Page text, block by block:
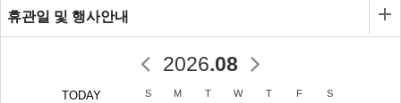
서 함께 걷고 새로운 풍경
을 마주하며 두 아이는 두
려움을 넘어서는 용기와
누군가와 마음을 나누는
휴관일 및 행사안내
2026.08
August
TODAY S M T W T F S